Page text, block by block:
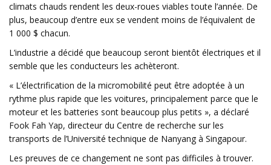
climats chauds rendent les deux-roues viables toute l’année. De
plus, beaucoup d’entre eux se vendent moins de l’équivalent de
1 000 $ chacun.
L’industrie a décidé que beaucoup seront bientôt électriques et il
semble que les conducteurs les achèteront.
« L’électrification de la micromobilité peut être adoptée à un
rythme plus rapide que les voitures, principalement parce que le
moteur et les batteries sont beaucoup plus petits », a déclaré
Fook Fah Yap, directeur du Centre de recherche sur les
transports de l’Université technique de Nanyang à Singapour.
Les preuves de ce changement ne sont pas difficiles à trouver.